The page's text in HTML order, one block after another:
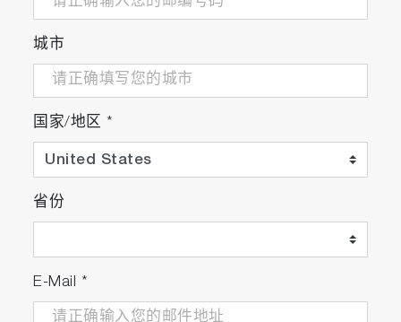
城市
国家/地区 *
省份
E-Mail *